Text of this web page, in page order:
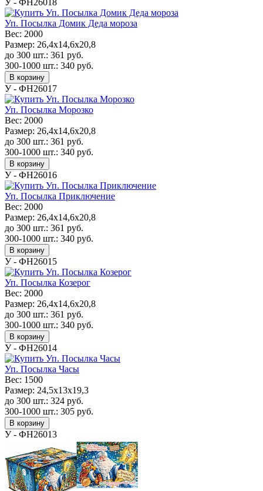
Уп. Посылка Домик Деда мороза
Вес: 2000
Размер: 26,4x14,6x20,8
до 300 шт.: 361 руб.
300-1000 шт.: 340 руб.
В корзину
У - ФН26017
Уп. Посылка Морозко
Вес: 2000
Размер: 26,4x14,6x20,8
до 300 шт.: 361 руб.
300-1000 шт.: 340 руб.
В корзину
У - ФН26016
Уп. Посылка Приключение
Вес: 2000
Размер: 26,4x14,6x20,8
до 300 шт.: 361 руб.
300-1000 шт.: 340 руб.
В корзину
У - ФН26015
Уп. Посылка Козерог
Вес: 2000
Размер: 26,4x14,6x20,8
до 300 шт.: 361 руб.
300-1000 шт.: 340 руб.
В корзину
У - ФН26014
Уп. Посылка Часы
Вес: 1500
Размер: 24,5x13x19,3
до 300 шт.: 324 руб.
300-1000 шт.: 305 руб.
В корзину
У - ФН26013